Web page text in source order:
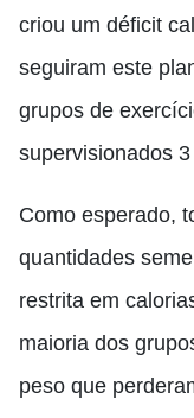
criou um déficit
seguiram este
grupos de
supervisionados
Como esperado,
quantidades
restrita em
maioria dos
peso que